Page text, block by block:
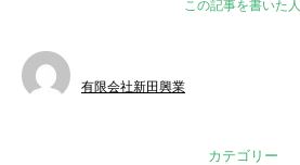
この記事を書いた人
有限会社新田興業
カテゴリー